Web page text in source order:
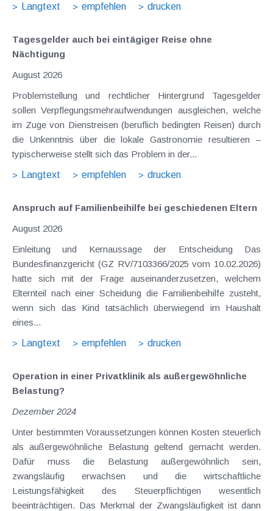
Langtext
empfehlen drucken
Tagesgelder auch bei eintägiger Reise ohne
Nächtigung
August 2026
Problemstellung und rechtlicher Hintergrund Tagesgelder
sollen Verpflegungsmehraufwendungen ausgleichen, welche
im Zuge von Dienstreisen (beruflich bedingten Reisen) durch
die Unkenntnis über die lokale Gastronomie resultieren –
typischerweise stellt sich das Problem in der...
Langtext
empfehlen drucken
Anspruch auf Familienbeihilfe bei geschiedenen Eltern
August 2026
Einleitung und Kernaussage der Entscheidung Das
Bundesfinanzgericht (GZ RV/7103366/2025 vom 10.02.2026)
hatte sich mit der Frage auseinanderzusetzen, welchem
Elternteil nach einer Scheidung die Familienbeihilfe zusteht,
wenn sich das Kind tatsächlich überwiegend im Haushalt
eines...
Langtext
empfehlen drucken
Operation in einer Privatklinik als außergewöhnliche
Belastung?
Dezember 2024
Unter bestimmten Voraussetzungen können Kosten steuerlich
als außergewöhnliche Belastung geltend gemacht werden.
Dafür muss die Belastung außergewöhnlich sein,
zwangsläufig erwachsen und die wirtschaftliche
Leistungsfähigkeit des Steuerpflichtigen wesentlich
beeinträchtigen. Das Merkmal der Zwangsläufigkeit ist dann